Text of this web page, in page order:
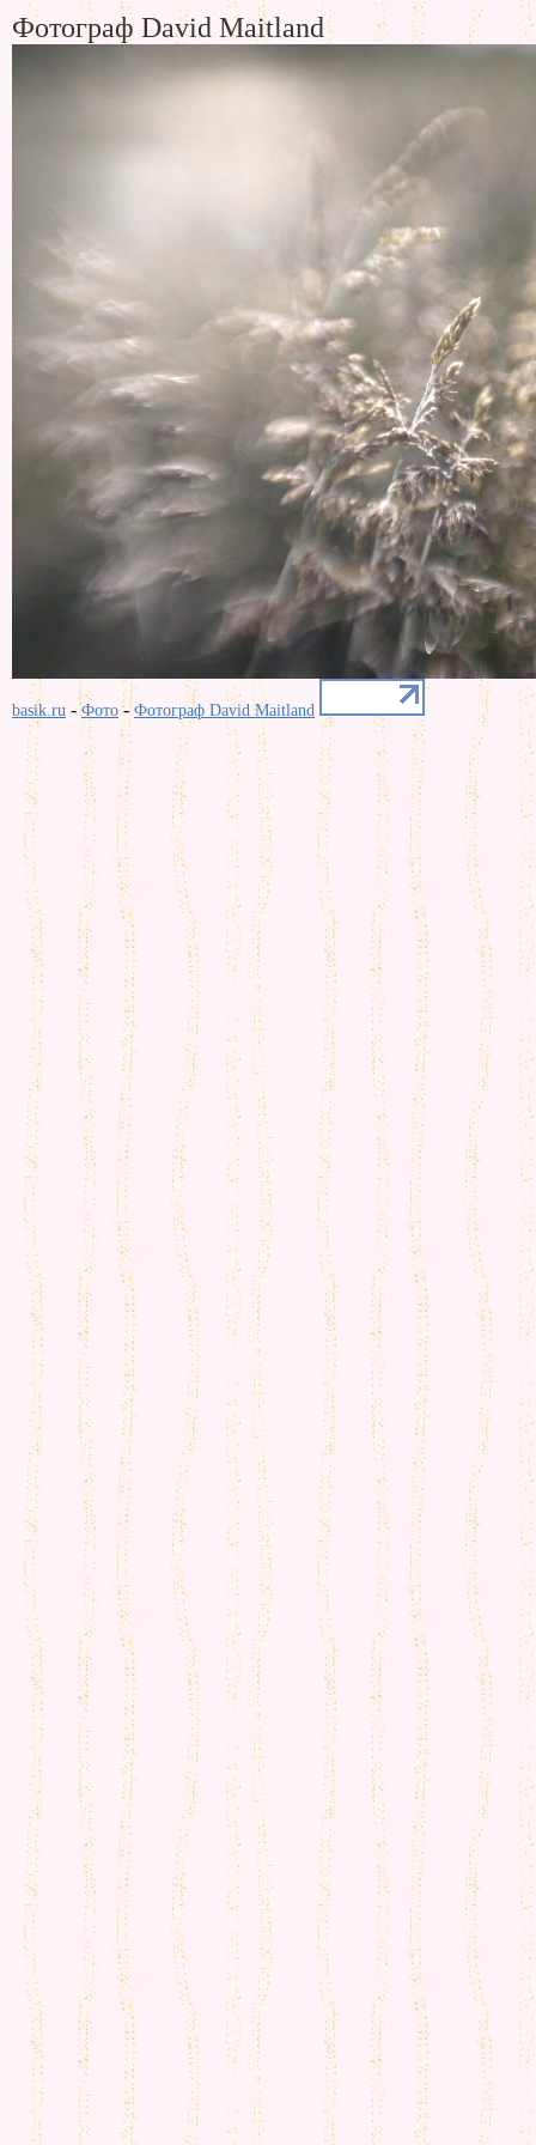
Фотограф David Maitland
basik.ru -Фото -Фотограф David Maitland